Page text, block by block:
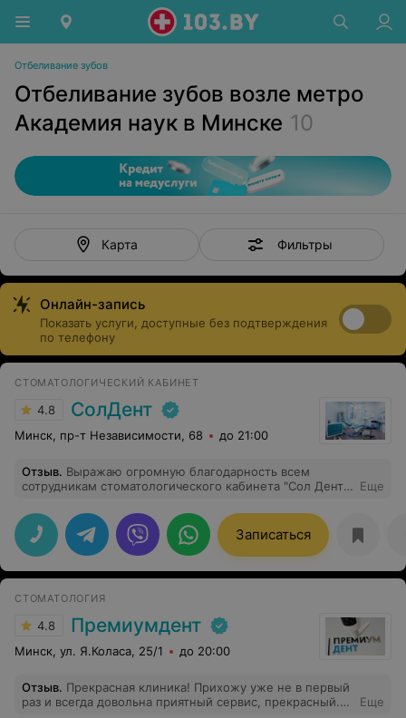
Отбеливание зубов
Отбеливание зубов возле метро
Академия наук в Минске 10
Карта Фильтры
Онлайн-запись
Показать услуги, доступные без подтверждения
по телефону
СТОМАТОЛОГИЧЕСКИЙ КАБИНЕТ
4.8 СолДент
Минск, пр-т Независимости, 68 до 21:00
Отзыв. Выражаю огромную благодарность всем
сотрудникам стоматологического кабинета "Сол Дент",
мне высокопрофессиональную помощь. Особая
благодарность стоматологу-ортопеду Кульбякину
Андрею Андреевичу за чуткое и корректное
отношение не только ко мне, но и ко всем клиентам.
Еще
Записаться
СТОМАТОЛОГИЯ
4.8 Премиумдент
Минск, ул. Я.Коласа, 25/1 до 20:00
Отзыв. Прекрасная клиника! Прихожу уже не в первый
раз и всегда довольна приятный сервис, прекрасный.
Еще